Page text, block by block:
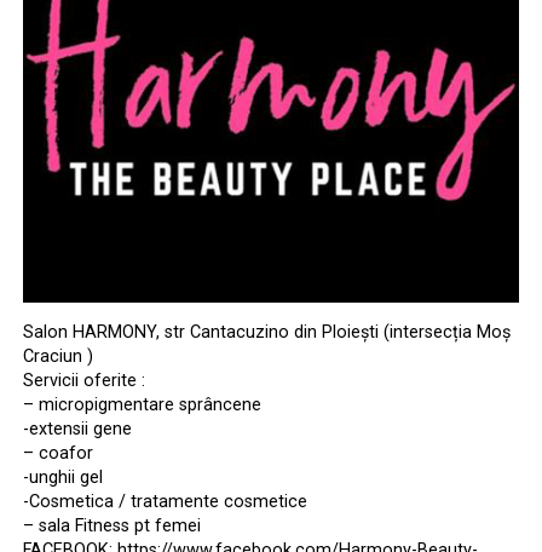
Salon HARMONY, str Cantacuzino din Ploiești (intersecția Moș
Craciun )
Servicii oferite :
– micropigmentare sprâncene
-extensii gene
– coafor
-unghii gel
-Cosmetica / tratamente cosmetice
– sala Fitness pt femei